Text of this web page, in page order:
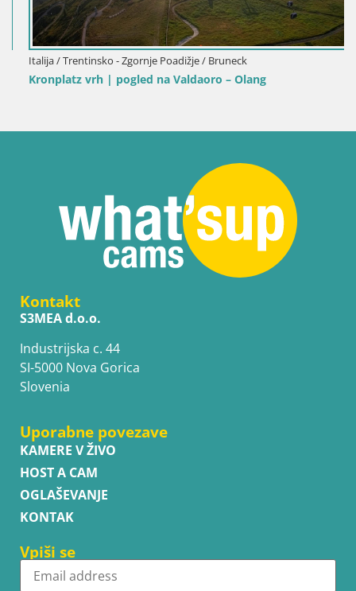
Italija / Trentinsko - Zgornje Poadižje / Bruneck
Kronplatz vrh | pogled na Valdaoro – Olang
Kontakt
S3MEA d.o.o.
Industrijska c. 44
SI-5000 Nova Gorica
Slovenia
Uporabne povezave
KAMERE V ŽIVO
HOST A CAM
OGLAŠEVANJE
KONTAK
Vpiši se